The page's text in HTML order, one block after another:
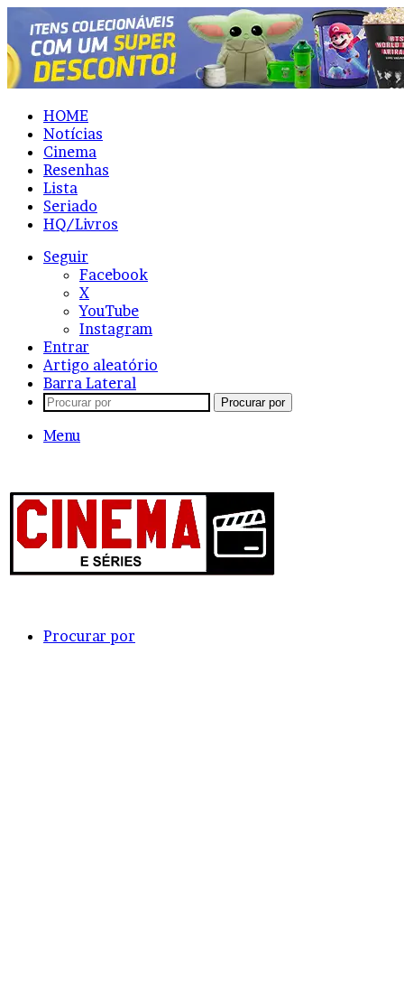
HOME
Notícias
Cinema
Resenhas
Lista
Seriado
HQ/Livros
Seguir
Facebook
X
YouTube
Instagram
Entrar
Artigo aleatório
Barra Lateral
Procurar por
Menu
Procurar por